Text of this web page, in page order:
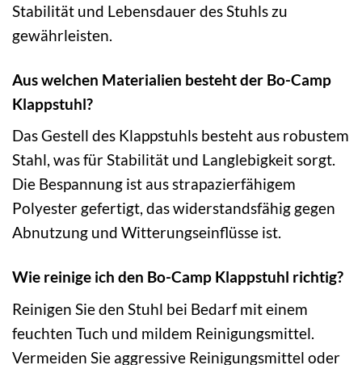
Stabilität und Lebensdauer des Stuhls zu
gewährleisten.
Aus welchen Materialien besteht der Bo-Camp
Klappstuhl?
Das Gestell des Klappstuhls besteht aus robustem
Stahl, was für Stabilität und Langlebigkeit sorgt.
Die Bespannung ist aus strapazierfähigem
Polyester gefertigt, das widerstandsfähig gegen
Abnutzung und Witterungseinflüsse ist.
Wie reinige ich den Bo-Camp Klappstuhl richtig?
Reinigen Sie den Stuhl bei Bedarf mit einem
feuchten Tuch und mildem Reinigungsmittel.
Vermeiden Sie aggressive Reinigungsmittel oder